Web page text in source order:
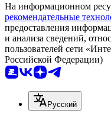
На информационном
рекомендательные
предоставления
и анализа сведений,
пользователей сети
Российской Федерации)
Русский